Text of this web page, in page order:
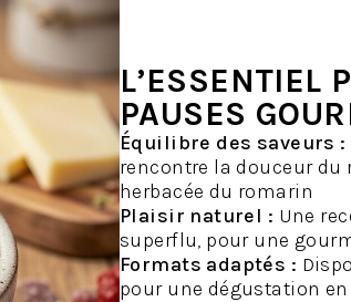
L’ESSENTIEL
PAUSES
Équilibre des saveurs :
rencontre la douceur
herbacée du romarin
Plaisir naturel : Une
superflu, pour une
Formats adaptés :
pour une dégustation